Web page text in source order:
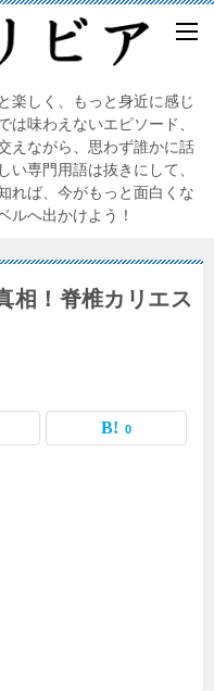
楽しく、もっと身近に感じ
は味わえないエピソード、
えながら、思わず誰かに話
い専門用語は抜きにして、
れば、今がもっと面白くな
ルへ出かけよう！
相！脊椎カリエス
0